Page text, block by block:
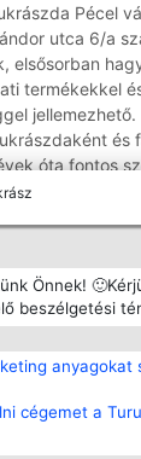
Önnek!
beszélgetési
anyagokat
cégemet a
Pécel
utca 6/a
elsősorban
termékekkel
és
óta fontos
Nyertesek
Az összes
díjazottak
listája
Polityka